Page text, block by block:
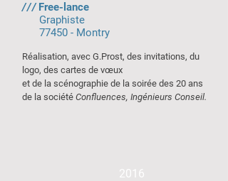
///Free-lance
Graphiste
77450 - Montry
Réalisation, avec G.Prost, des invitations, du
logo, des cartes de vœux
et de la scénographie de la soirée des 20 ans
de la société Confluences, Ingénieurs Conseil.
2016